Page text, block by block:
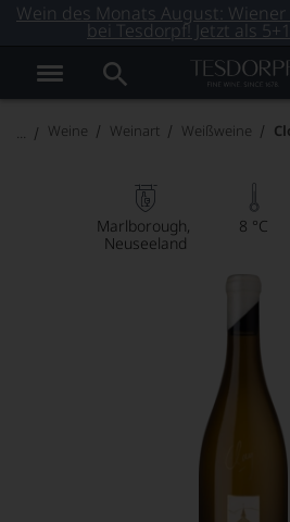
Wein des Monats August:
bei Tesdorpf! Jetzt als
Weine Weinart Weißweine
Marlborough
Neuseeland
8 °C